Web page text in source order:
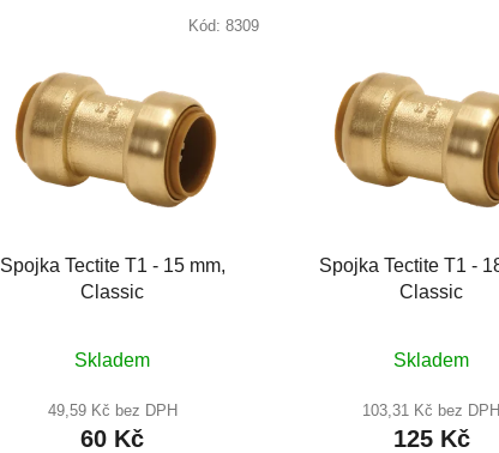
Spojka Tectite T1 - 15 mm,
Classic
hodnocení
produktu
je
Skladem
49,59 Kč bez DPH
60 Kč
Kód: 8309
Spojka Tectite T1 -
Classic
Skladem
103,31 Kč bez DPH
125 Kč